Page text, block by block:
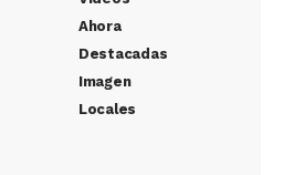
Ahora
Destacadas
Imagen
Locales